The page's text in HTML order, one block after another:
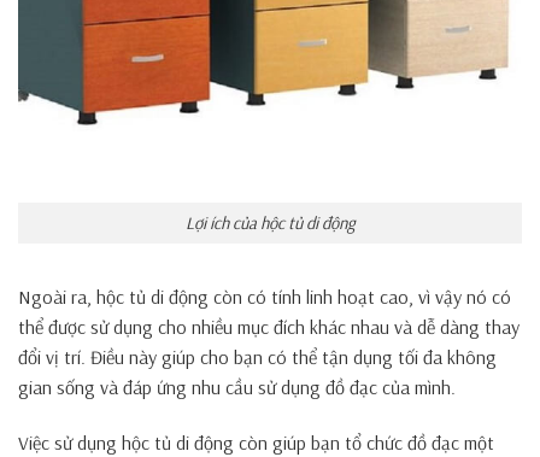
Lợi ích của hộc tủ di động
Ngoài ra, hộc tủ di động còn có tính linh hoạt cao, vì vậy nó có
thể được sử dụng cho nhiều mục đích khác nhau và dễ dàng thay
đổi vị trí. Điều này giúp cho bạn có thể tận dụng tối đa không
gian sống và đáp ứng nhu cầu sử dụng đồ đạc của mình.
Việc sử dụng hộc tủ di động còn giúp bạn tổ chức đồ đạc một